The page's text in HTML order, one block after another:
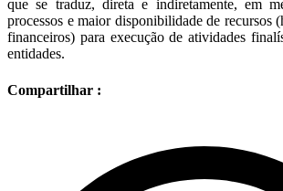
que se traduz, direta e indiretamente, em
processos e maior disponibilidade de recursos
financeiros) para execução de atividades
entidades.
Compartilhar :